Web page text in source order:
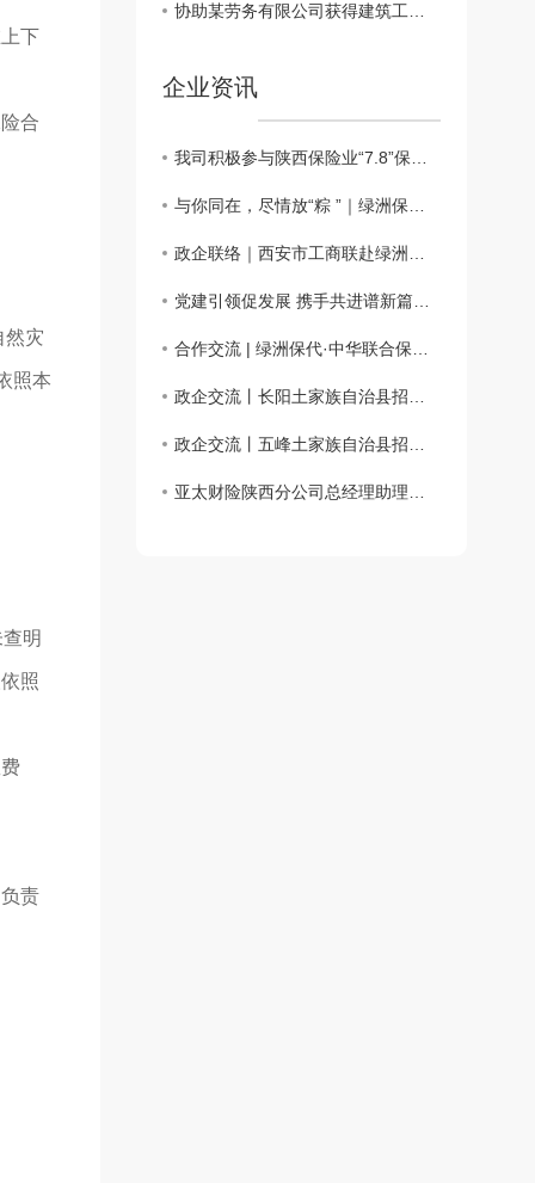
下
合
然灾
照本
明
照
责
协助某劳务有限公司获得建筑工程团体意外伤害保险理赔款80000元
企业资讯
我司积极参与陕西保险业“7.8”保险公益科普嘉年华活动
与你同在，尽情放“粽 ”｜绿洲保险代理端午仲夏日活动会圆满举办
政企联络｜西安市工商联赴绿洲保险代理、西安市宜昌商会调研座谈
党建引领促发展 携手共进谱新篇——主题党日活动
合作交流 | 绿洲保代·中华联合保险携手共话合作新篇章
政企交流丨长阳土家族自治县招商考察团一行来访绿洲保险代理
政企交流丨五峰土家族自治县招商考察团一行来访绿洲保险代理
亚太财险陕西分公司总经理助理徐佩川一行来访交流